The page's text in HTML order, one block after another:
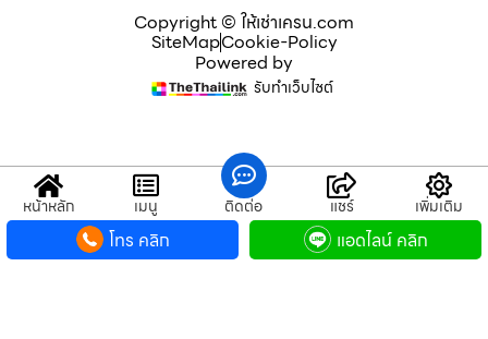
Copyright © ให้เช่าเครน.com
SiteMapCookie-Policy
Powered by
รับทำเว็บไซต์
หน้าหลัก เมนู ติดต่อ แชร์ เพิ่มเติม
โทร คลิก แอดไลน์ คลิก